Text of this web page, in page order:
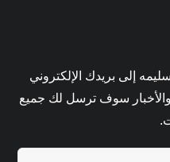
إلى بريدك الإلكتروني
سوف ترسل لك جميع